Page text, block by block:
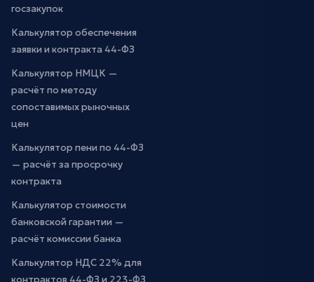
госзакупок
Калькулятор обеспечения
заявки и контракта 44-ФЗ
Калькулятор НМЦК —
расчёт по методу
сопоставимых рыночных
цен
Калькулятор пени по 44-ФЗ
— расчёт за просрочку
контракта
Калькулятор стоимости
банковской гарантии —
расчёт комиссии банка
Калькулятор НДС 22% для
контрактов 44-ФЗ и 223-ФЗ